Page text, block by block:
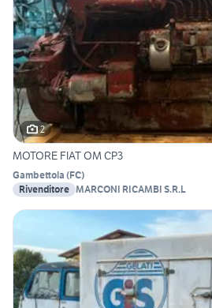
2
MOTORE FIAT OM CP3
Gambettola (FC)
Rivenditore MARCONI RICAMBI S.R.L